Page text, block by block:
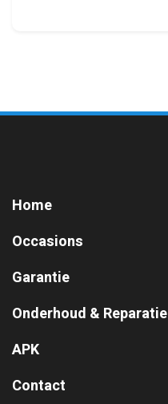
Home
Occasions
Garantie
Onderhoud & Reparatie
APK
Contact